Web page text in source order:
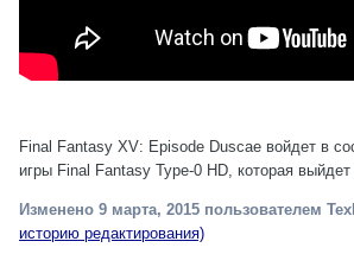
Final Fantasy XV: Episode Duscae войдет в
игры Final Fantasy Type-0 HD, которая выйдет
Изменено 9 марта, 2015 пользователем
историю редактирования)